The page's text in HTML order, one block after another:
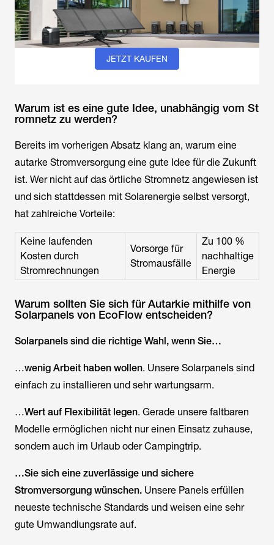
JETZT KAUFEN
Warum ist es eine gute Idee, unabhängig vom St
romnetz zu werden?
Bereits im vorherigen Absatz klang an, warum eine
autarke Stromversorgung eine gute Idee für die Zukunft
ist. Wer nicht auf das örtliche Stromnetz angewiesen ist
und sich stattdessen mit Solarenergie selbst versorgt,
hat zahlreiche Vorteile:
Keine laufenden
Kosten durch
Stromrechnungen
Vorsorge für
Stromausfälle
Zu 100 %
nachhaltige
Energie
Warum sollten Sie sich für Autarkie mithilfe von
Solarpanels von EcoFlow entscheiden?
Solarpanels sind die richtige Wahl, wenn Sie…
…wenig Arbeit haben wollen. Unsere Solarpanels sind
einfach zu installieren und sehr wartungsarm.
…Wert auf Flexibilität legen. Gerade unsere faltbaren
Modelle ermöglichen nicht nur einen Einsatz zuhause,
sondern auch im Urlaub oder Campingtrip.
…Sie sich eine zuverlässige und sichere
Stromversorgung wünschen. Unsere Panels erfüllen
neueste technische Standards und weisen eine sehr
gute Umwandlungsrate auf.